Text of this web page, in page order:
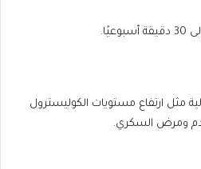
مثل ارتفاع مستويات الكوليسترول
ومرض السكري.